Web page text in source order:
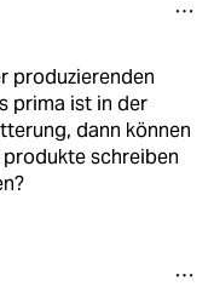
produzierenden
prima ist in der
dann können
schreiben